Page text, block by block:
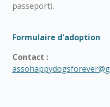
passeport).
Formulaire d'adoption
Contact :